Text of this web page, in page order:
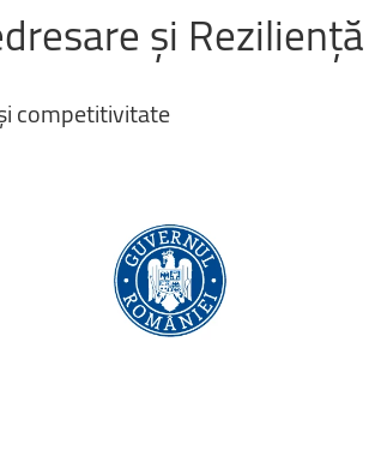
și Reziliență
competitivitate